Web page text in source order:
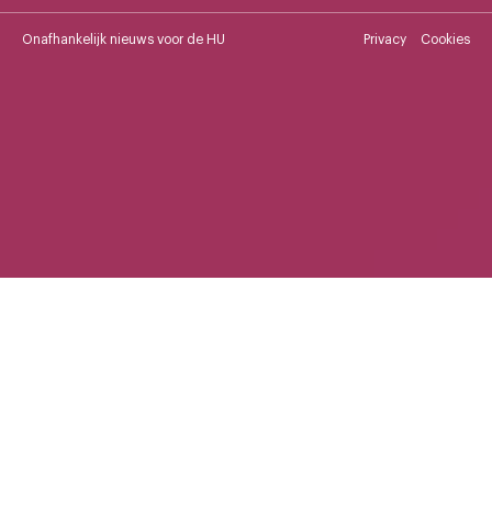
Onafhankelijk nieuws voor de HU Privacy Cookies